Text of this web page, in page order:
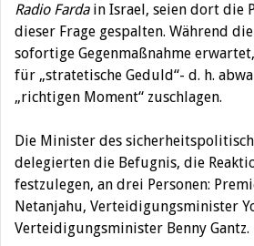
Radio Fardain Israel, seien dort die
dieser Frage gespalten. Während
sofortige Gegenmaßnahme
für „stratetische Geduld“- d. h.
„richtigen Moment“ zuschlagen.
Die Minister des
delegierten die Befugnis, die
festzulegen, an drei Personen:
Netanjahu, Verteidigungsminister
Verteidigungsminister Benny Gantz.